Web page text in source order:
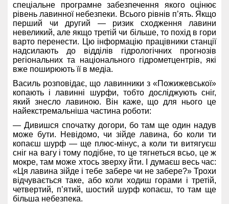
спеціальне програмне забезпечення якого оцінює
рівень лавинної небезпеки. Всього рівнів п’ять. Якщо
перший чи другий — ризик сходження лавини
невеликий, але якщо третій чи більше, то похід в гори
варто перенести. Цю інформацію працівники станції
надсилають до відділів гідрологічних прогнозів
регіональних та національного гідрометцентрів, які
вже поширюють її в медіа.
Василь розповідає, що лавинники з «Пожижевської»
копають і лавинні шурфи, тобто досліджують сніг,
який знесло лавиною. Він каже, що для нього це
найекстремальніша частина роботи:
— Дивишся спочатку догори, бо там ще один надув
може бути. Невідомо, чи зійде лавина, бо коли ти
копаєш шурф — ще плюс-мінус, а коли ти витягуєш
сніг на вагу і тому подібне, то це тягнеться всьо, це ж
мокре, там може хтось зверху йти. І думаєш весь час:
«Ця лавина зійде і тебе забере чи не забере?» Трохи
відчувається таке, або коли ходиш горами і третій,
четвертий, п’ятий, шостий шурф копаєш, то там ще
більша небезпека.